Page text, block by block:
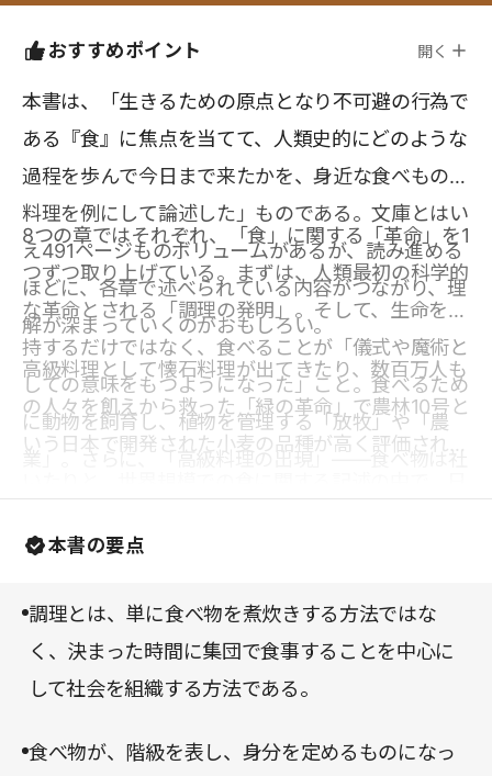
おすすめポイント 開く
本書は、「生きるための原点となり不可避の行為で
ある『食』に焦点を当てて、人類史的にどのような
過程を歩んで今日まで来たかを、身近な食べものや
料理を例にして論述した」ものである。文庫とはい
え491ページものボリュームがあるが、読み進める
ほどに、各章で述べられている内容がつながり、理
解が深まっていくのがおもしろい。
8つの章ではそれぞれ、「食」に関する「革命」を1
つずつ取り上げている。まずは、人類最初の科学的
な革命とされる「調理の発明」。そして、生命を維
持するだけではなく、食べることが「儀式や魔術と
しての意味をもつようになった」こと。食べるため
に動物を飼育し、植物を管理する「放牧」や「農
会分化の手段や指標として使われるようになったと
いう考え。植物の種子やさまざまな生態系が一国に
て最後に、爆発的な人工増加に伴い肥大化した農水
産業に対応して形成された、加工、冷凍、運搬、流
通システムなどを含む「食べ物産業の巨大化」だ。
高級料理として懐石料理が出てきたり、数百万人も
の人々を飢えから救った「緑の革命」で農林10号と
いう日本で開発された小麦の品種が高く評価されて
か誇らしい。
本書の要点
調理とは、単に食べ物を煮炊きする方法ではな
く、決まった時間に集団で食事することを中心に
して社会を組織する方法である。
食べ物が、階級を表し、身分を定めるものになっ